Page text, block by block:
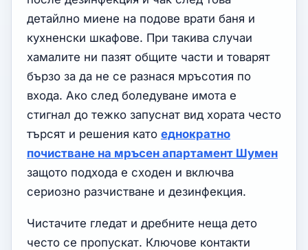
детайлно миене на подове врати баня и
кухненски шкафове. При такива случаи
хамалите ни пазят общите части и товарят
бързо за да не се разнася мръсотия по
входа. Ако след боледуване имота е
стигнал до тежко запуснат вид хората често
търсят и решения като еднократно
почистване на мръсен апартамент Шумен
защото подхода е сходен и включва
сериозно разчистване и дезинфекция.
Чистачите гледат и дребните неща дето
често се пропускат. Ключове контакти